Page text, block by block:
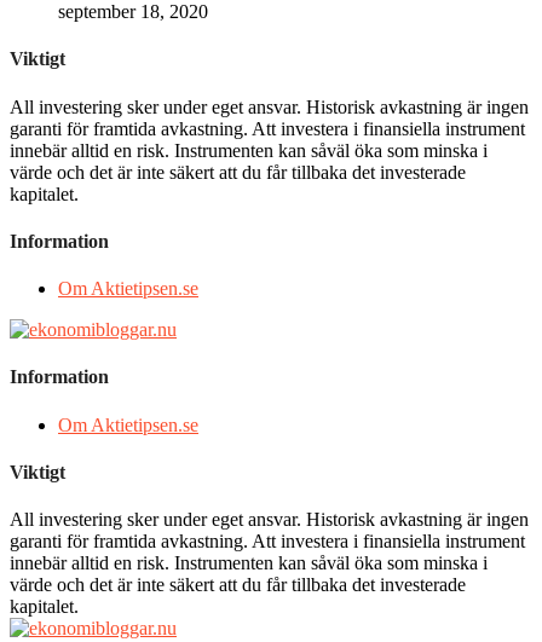
september 18, 2020
Viktigt
All investering sker under eget ansvar. Historisk avkastning är ingen
garanti för framtida avkastning. Att investera i finansiella instrument
innebär alltid en risk. Instrumenten kan såväl öka som minska i
värde och det är inte säkert att du får tillbaka det investerade
kapitalet.
Information
Om Aktietipsen.se
Information
Om Aktietipsen.se
Viktigt
All investering sker under eget ansvar. Historisk avkastning är ingen
garanti för framtida avkastning. Att investera i finansiella instrument
innebär alltid en risk. Instrumenten kan såväl öka som minska i
värde och det är inte säkert att du får tillbaka det investerade
kapitalet.